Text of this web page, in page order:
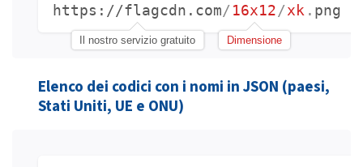
https://flagcdn.com
Il nostro servizio gratuito
/16x12
Dimensione
/xk . png
Elenco dei codici con i nomi in JSON (paesi,
Stati Uniti, UE e ONU)